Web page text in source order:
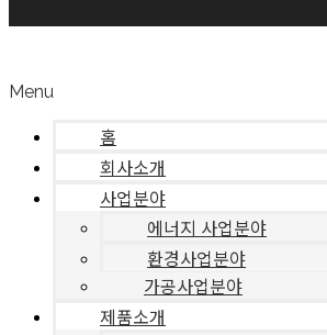
Menu
홈
회사소개
사업분야
에너지 사업분야
환경사업분야
가공사업분야
제품소개